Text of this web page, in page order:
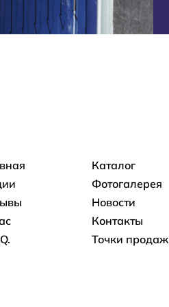
навигацияКаталог
Фотогалерея
Новости
Контакты
Точки продаж